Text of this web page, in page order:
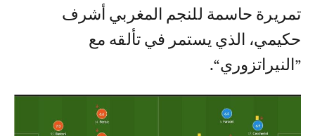
تمريرة حاسمة للنجم المغربي أشرف
حكيمي، الذي يستمر في تألقه مع
”النيراتزوري“.